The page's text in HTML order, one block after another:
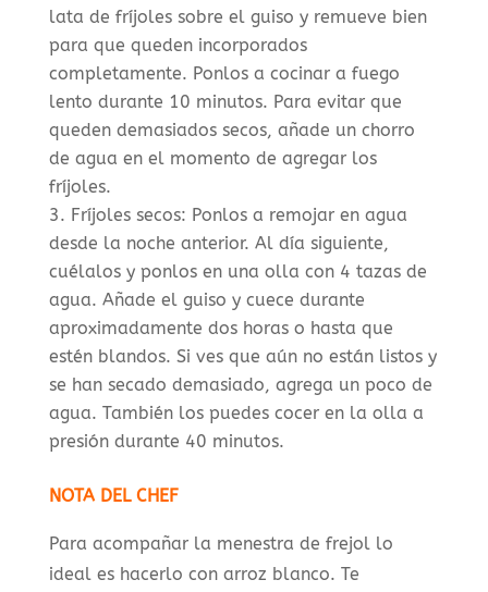
lata de fríjoles sobre el guiso y remueve bien
para que queden incorporados
completamente. Ponlos a cocinar a fuego
lento durante 10 minutos. Para evitar que
queden demasiados secos, añade un chorro
de agua en el momento de agregar los
fríjoles.
Fríjoles secos: Ponlos a remojar en agua
desde la noche anterior. Al día siguiente,
cuélalos y ponlos en una olla con 4 tazas de
agua. Añade el guiso y cuece durante
aproximadamente dos horas o hasta que
estén blandos. Si ves que aún no están listos y
se han secado demasiado, agrega un poco de
agua. También los puedes cocer en la olla a
presión durante 40 minutos.
NOTA DEL CHEF
Para acompañar la menestra de frejol lo
ideal es hacerlo con arroz blanco. Te